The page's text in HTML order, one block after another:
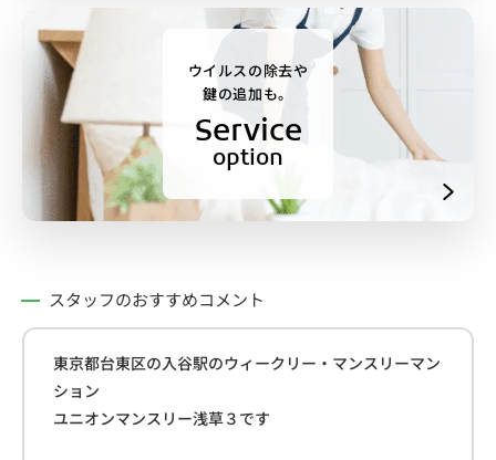
ウイルスの除去や
鍵の追加も。
Service
option
スタッフのおすすめコメント
東京都台東区の入谷駅のウィークリー・マンスリーマン
ション
ユニオンマンスリー浅草３です